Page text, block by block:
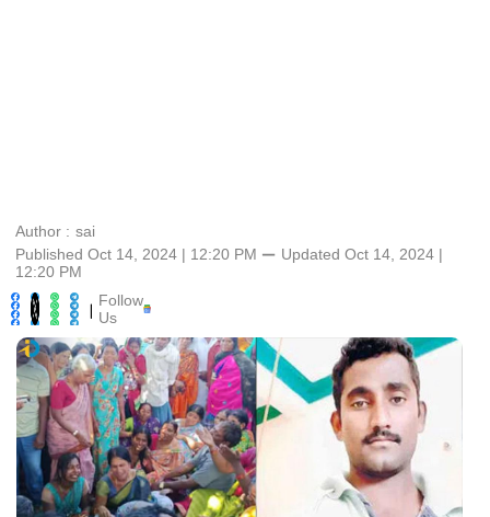
Author : sai
Published Oct 14, 2024 | 12:20 PM ⚊ Updated Oct 14, 2024 |
12:20 PM
| Follow
Us